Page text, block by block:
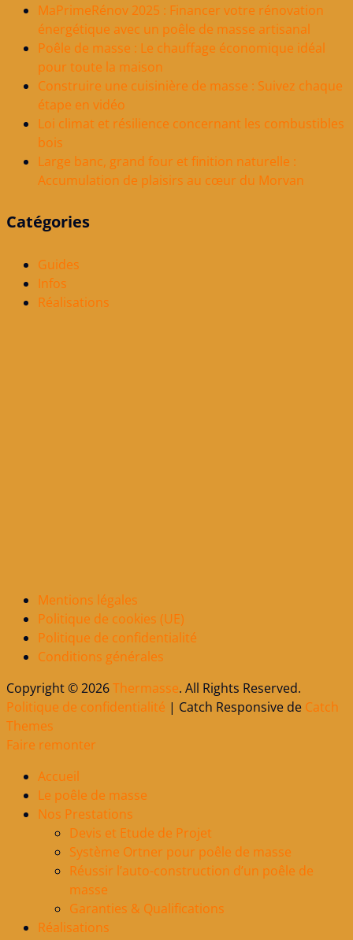
MaPrimeRénov 2025 : Financer votre rénovation
énergétique avec un poêle de masse artisanal
Poêle de masse : Le chauffage économique idéal
pour toute la maison
Construire une cuisinière de masse : Suivez chaque
étape en vidéo
Loi climat et résilience concernant les combustibles
bois
Large banc, grand four et finition naturelle :
Accumulation de plaisirs au cœur du Morvan
Catégories
Guides
Infos
Réalisations
Mentions légales
Politique de cookies (UE)
Politique de confidentialité
Conditions générales
Copyright © 2026Thermasse. All Rights Reserved.
Politique de confidentialité | Catch Responsive de Catch
Themes
Faire remonter
Accueil
Le poêle de masse
Nos Prestations
Devis et Etude de Projet
Système Ortner pour poêle de masse
Réussir l’auto-construction d’un poêle de
masse
Garanties & Qualifications
Réalisations